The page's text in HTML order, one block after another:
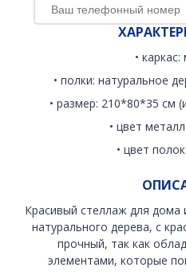
•
• полки: натуральное
• размер: 210*80*35 см
• цвет
• цвет
Красивый стеллаж для
натурального дерева, с
прочный, так как
элементами, которые